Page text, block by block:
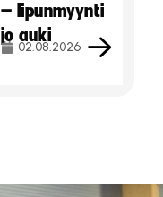
– lipunmyynti
jo auki
02.08.2026